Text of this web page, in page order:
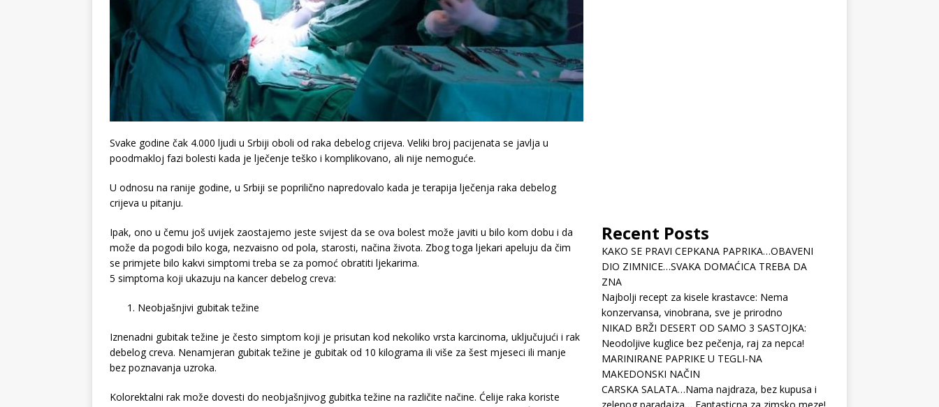
Svake godine čak 4.000 ljudi u Srbiji oboli od raka debelog crijeva. Veliki broj pacijenata se javlja u
poodmakloj fazi bolesti kada je lječenje teško i komplikovano, ali nije nemoguće.
U odnosu na ranije godine, u Srbiji se poprilično napredovalo kada je terapija lječenja raka debelog
crijeva u pitanju.
Ipak, ono u čemu još uvijek zaostajemo jeste svijest da se ova bolest može javiti u bilo kom dobu i da
može da pogodi bilo koga, nezvaisno od pola, starosti, načina života. Zbog toga ljekari apeluju da čim
se primjete bilo kakvi simptomi treba se za pomoć obratiti ljekarima.
5 simptoma koji ukazuju na kancer debelog creva:
Neobjašnjivi gubitak težine
Iznenadni gubitak težine je često simptom koji je prisutan kod nekoliko vrsta karcinoma, uključujući i rak
debelog creva. Nenamjeran gubitak težine je gubitak od 10 kilograma ili više za šest mjeseci ili manje
bez poznavanja uzroka.
Kolorektalni rak može dovesti do neobjašnjivog gubitka težine na različite načine. Ćelije raka koriste
Recent Posts
KAKO SE PRAVI CEPKANA PAPRIKA…OBAVENI
DIO ZIMNICE…SVAKA DOMAĆICA TREBA DA
ZNA
Najbolji recept za kisele krastavce: Nema
konzervansa, vinobrana, sve je prirodno
NIKAD BRŽI DESERT OD SAMO 3 SASTOJKA:
Neodoljive kuglice bez pečenja, raj za nepca!
MARINIRANE PAPRIKE U TEGLI-NA
MAKEDONSKI NAČIN
CARSKA SALATA…Nama najdraza, bez kupusa i